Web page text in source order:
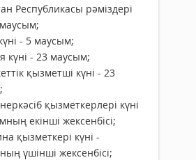
Республикасы рәміздері
- 5 маусым;
күні - 23 маусым;
қызметші күні - 23
қызметкерлері күні
екінші жексенбісі;
қызметкері күні -
үшінші жексенбісі;